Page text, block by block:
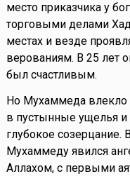
место приказчика у
торговыми делами
местах и везде
верованиям. В 25 лет
был счастливым.
Но Мухаммеда влекло
в пустынные ущелья и
глубокое
Мухаммеду явился
Аллахом, с первыми